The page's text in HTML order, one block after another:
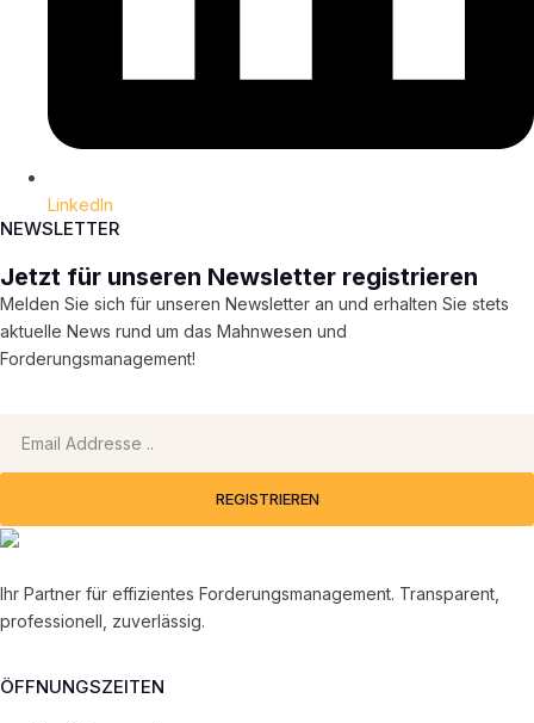
LinkedIn
NEWSLETTER
Jetzt für unseren Newsletter registrieren
Melden Sie sich für unseren Newsletter an und erhalten Sie stets
aktuelle News rund um das Mahnwesen und
Forderungsmanagement!
REGISTRIEREN
Ihr Partner für effizientes Forderungsmanagement. Transparent,
professionell, zuverlässig.
ÖFFNUNGSZEITEN